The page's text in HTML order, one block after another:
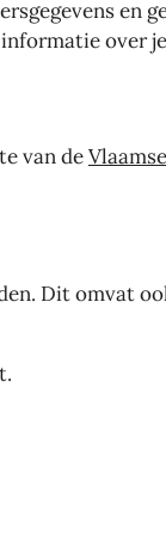
en
over
van de
Dit omvat